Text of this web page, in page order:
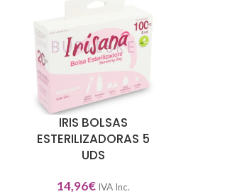
AÑADIR AL CARRITO
IRIS BOLSAS
ESTERILIZADORAS 5
UDS
14,96€ IVA Inc.